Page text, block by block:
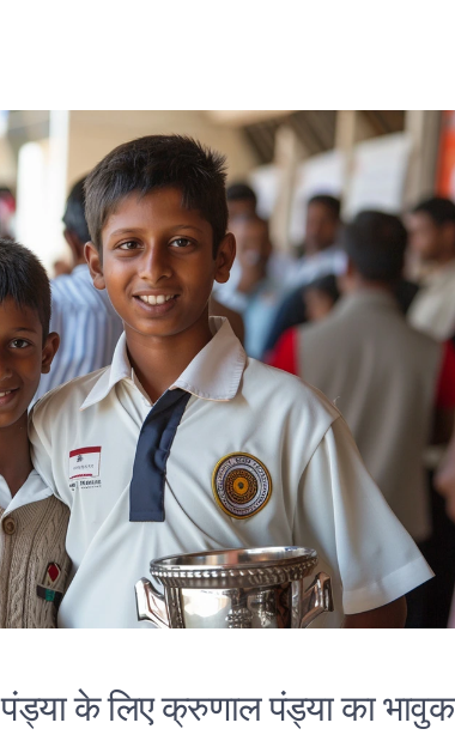
पंड्या के लिए क्रुणाल पंड्या का भावुक